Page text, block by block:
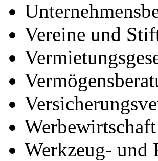
Vereine und
Werbewirtschaft
Werkzeug- und